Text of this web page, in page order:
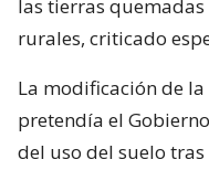
las tierras
rurales, criticado
La modificación de
pretendía el
del uso del suelo